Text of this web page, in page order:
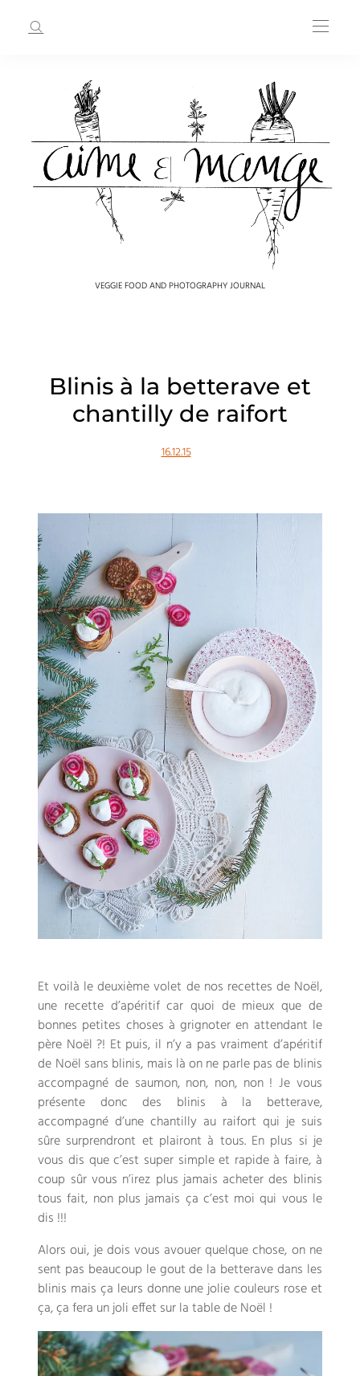
VEGGIE FOOD AND PHOTOGRAPHY JOURNAL
Blinis à la betterave et
chantilly de raifort
16.12.15
Et voilà le deuxième volet de nos recettes de Noël,
une recette d’apéritif car quoi de mieux que de
bonnes petites choses à grignoter en attendant le
père Noël ?! Et puis, il n’y a pas vraiment d’apéritif
de Noël sans blinis, mais là on ne parle pas de blinis
accompagné de saumon, non, non, non ! Je vous
présente donc des blinis à la betterave,
accompagné d’une chantilly au raifort qui je suis
sûre surprendront et plairont à tous. En plus si je
vous dis que c’est super simple et rapide à faire, à
coup sûr vous n’irez plus jamais acheter des blinis
tous fait, non plus jamais ça c’est moi qui vous le
dis !!!
Alors oui, je dois vous avouer quelque chose, on ne
sent pas beaucoup le gout de la betterave dans les
blinis mais ça leurs donne une jolie couleurs rose et
ça, ça fera un joli effet sur la table de Noël !